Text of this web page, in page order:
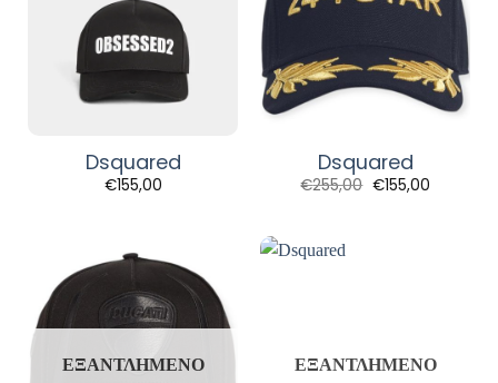
Dsquared
€155,00
Dsquared
€255,00 Original
price
€155,00Η
ΕΞΑΝΤΛΗΜΈΝΟ ΕΞΑΝΤΛΗΜΈΝΟ